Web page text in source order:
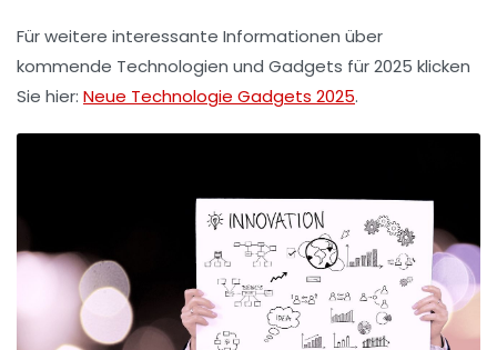
Für weitere interessante Informationen über
kommende Technologien und Gadgets für 2025 klicken
Sie hier: Neue Technologie Gadgets 2025.